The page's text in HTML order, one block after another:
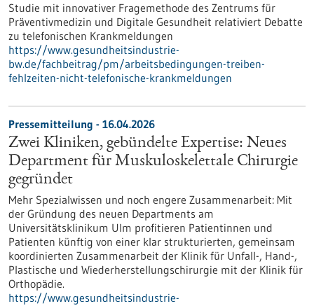
Studie mit innovativer Fragemethode des Zentrums für
Präventivmedizin und Digitale Gesundheit relativiert Debatte
zu telefonischen Krankmeldungen
https://www.gesundheitsindustrie-
bw.de/fachbeitrag/pm/arbeitsbedingungen-treiben-
fehlzeiten-nicht-telefonische-krankmeldungen
Pressemitteilung - 16.04.2026
Zwei Kliniken, gebündelte Expertise: Neues
Department für Muskuloskelettale Chirurgie
gegründet
Mehr Spezialwissen und noch engere Zusammenarbeit: Mit
der Gründung des neuen Departments am
Universitätsklinikum Ulm profitieren Patientinnen und
Patienten künftig von einer klar strukturierten, gemeinsam
koordinierten Zusammenarbeit der Klinik für Unfall-​, Hand-,
Plastische und Wiederherstellungschirurgie mit der Klinik für
Orthopädie.
https://www.gesundheitsindustrie-